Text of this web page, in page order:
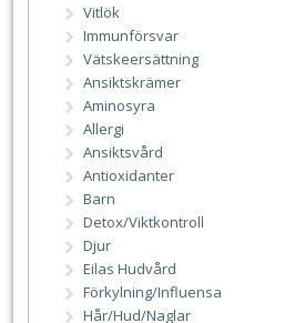
Vitlök
Immunförsvar
Vätskeersättning
Ansiktskrämer
Aminosyra
Allergi
Ansiktsvård
Antioxidanter
Barn
Detox/Viktkontroll
Djur
Eilas Hudvård
Förkylning/Influensa
Hår/Hud/Naglar